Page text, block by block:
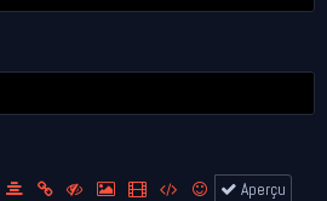
Aperçu